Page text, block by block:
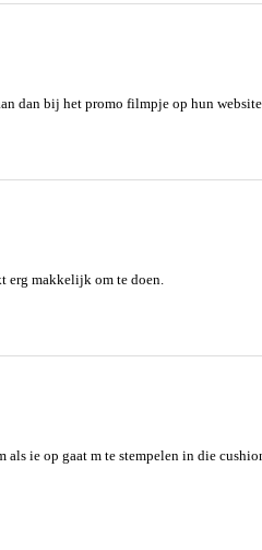
dan bij het promo filmpje op hun website
makkelijk om te doen.
ie op gaat m te stempelen in die